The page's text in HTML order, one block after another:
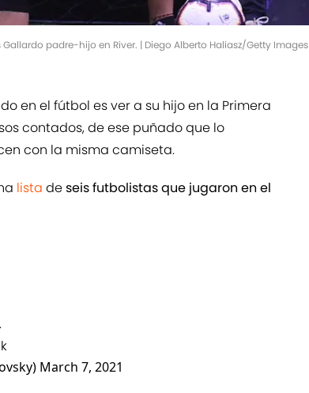
padre-hijo en River. | Diego Alberto Haliasz/Getty Images
en el fútbol es ver a su hijo en la Primera
contados, de ese puñado que lo
con la misma camiseta.
lista deseis futbolistas que jugaron en el
March 7, 2021